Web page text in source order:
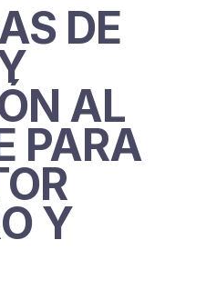
DE
AL
PARA
Y